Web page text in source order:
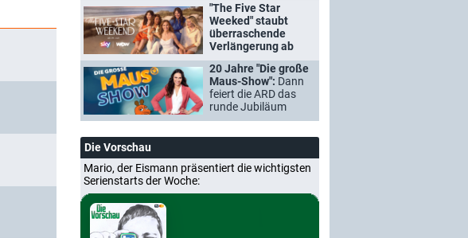
"The Five Star
Weeked" staubt
überraschende
Verlängerung ab
20 Jahre "Die große
Maus-Show": Dann
feiert die ARD das
runde Jubiläum
Die Vorschau
Mario, der Eismann präsentiert die wichtigsten
Serienstarts der Woche: